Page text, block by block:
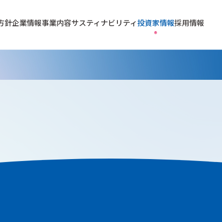
針企業情報事業内容サスティナビリティ投資家情報採用情報